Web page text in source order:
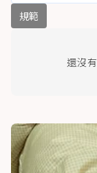
規範
還沒